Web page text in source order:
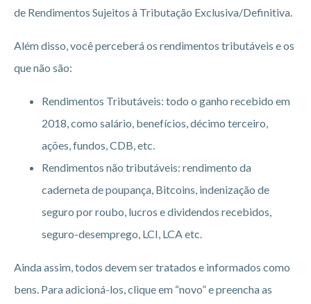
de Rendimentos Sujeitos à Tributação Exclusiva/Definitiva.
Além disso, você perceberá os rendimentos tributáveis e os
que não são:
Rendimentos Tributáveis: todo o ganho recebido em
2018, como salário, benefícios, décimo terceiro,
ações, fundos, CDB, etc.
Rendimentos não tributáveis: rendimento da
caderneta de poupança, Bitcoins, indenização de
seguro por roubo, lucros e dividendos recebidos,
seguro-desemprego, LCI, LCA etc.
Ainda assim, todos devem ser tratados e informados como
bens. Para adicioná-los, clique em “novo” e preencha as